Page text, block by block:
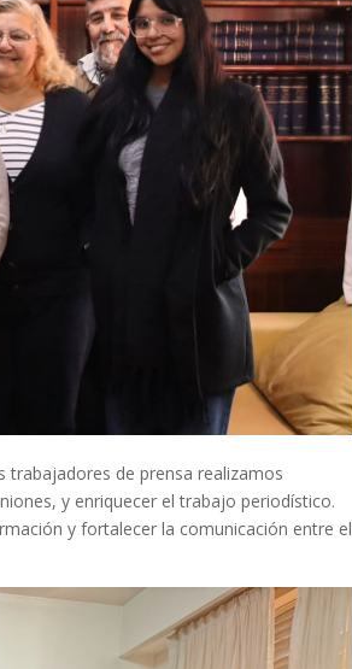
trabajadores de prensa realizamos
y enriquecer el trabajo periodístico.
y fortalecer la comunicación entre el